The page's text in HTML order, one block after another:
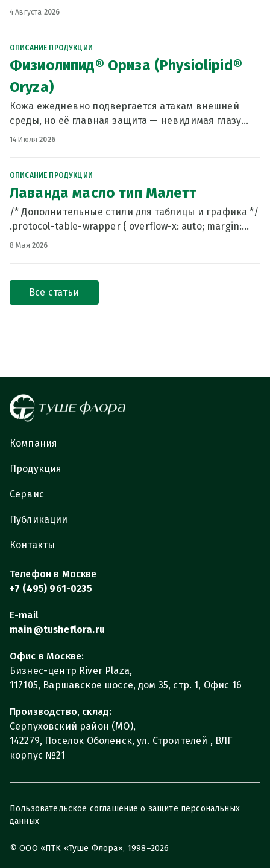
сложный аромат и ухаживающие свойства высоко
4 Августа 2026
ОПИСАНИЕ ПРОДУКЦИИ
Физиолипид® Ориза (Physiolipid®
Oryza)
Кожа ежедневно подвергается атакам внешней
среды, но её главная защита — невидимая глазу
гидролипидная мантия. Жирнокислотный состав
14 Июля2026
ОПИСАНИЕ ПРОДУКЦИИ
Лаванда масло тип Малетт
/* Дополнительные стили для таблицы и графика */
.protocol-table-wrapper { overflow-x: auto; margin:
8 Мая 2026
Все статьи
Компания
Продукция
Сервис
Публикации
Контакты
Телефон в Москве
+7 (495) 961-0235
E-mail
main@tusheflora.ru
Офис в Москве:
Бизнес-центр River Plaza,
117105, Варшавское шоссе, дом 35, стр. 1, Офис 16
Производство, склад:
Серпуховский район (МО),
142279, Поселок Оболенск, ул. Строителей , ВЛГ
корпус №21
© ООО «ПТК «Туше Флора», 1998–2026
Пользовательское соглашение о защите персональных
данных